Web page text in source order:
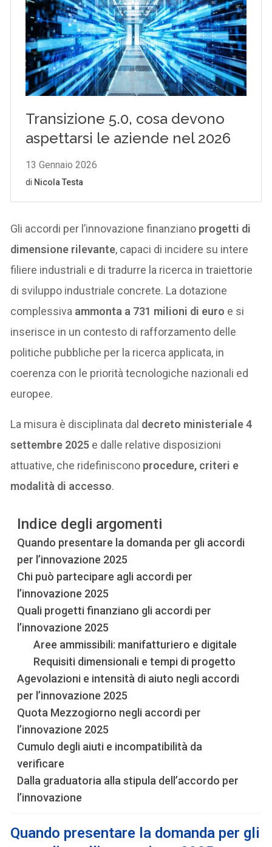
Gli accordi per l’innovazione finanziano progetti di
dimensione rilevante, capaci di incidere su intere
filiere industriali e di tradurre la ricerca in traiettorie
di sviluppo industriale concrete. La dotazione
complessiva ammonta a 731 milioni di euro e si
inserisce in un contesto di rafforzamento delle
politiche pubbliche per la ricerca applicata, in
coerenza con le priorità tecnologiche nazionali ed
europee.
La misura è disciplinata dal decreto ministeriale 4
settembre 2025 e dalle relative disposizioni
attuative, che ridefiniscono procedure, criteri e
modalità di accesso.
Indice degli argomenti
Quando presentare la domanda per gli accordi
per l’innovazione 2025
Chi può partecipare agli accordi per
l’innovazione 2025
Quali progetti finanziano gli accordi per
l’innovazione 2025
Aree ammissibili: manifatturiero e digitale
Requisiti dimensionali e tempi di progetto
Agevolazioni e intensità di aiuto negli accordi
per l’innovazione 2025
Quota Mezzogiorno negli accordi per
l’innovazione 2025
Cumulo degli aiuti e incompatibilità da
verificare
Dalla graduatoria alla stipula dell’accordo per
l’innovazione
Quando presentare la domanda per gli